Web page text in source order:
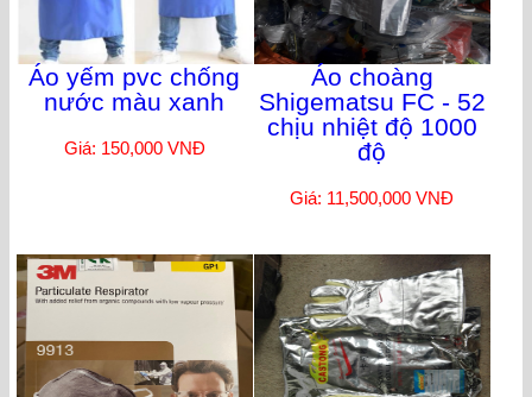
Áo yếm pvc chống
nước màu xanh
Giá: 150,000 VNĐ
Áo choàng
Shigematsu FC - 52
chịu nhiệt độ 1000
độ
Giá: 11,500,000 VNĐ